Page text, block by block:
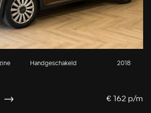
Handgeschakeld 2018
€ 162 p/m